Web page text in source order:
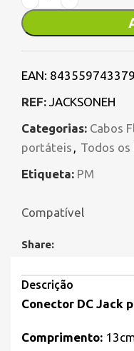
EAN:
REF: JACKSONEH
Categorias: Cabos
portáteis , Todos
Etiqueta: PM
Compatível
Share:
Descrição
Conector DC Jack
Comprimento: